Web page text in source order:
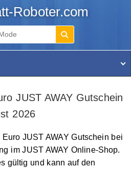
Roboter.com
JUST AWAY Gutschein
2026
JUST AWAY Gutschein bei
im JUST AWAY Online-Shop.
gültig und kann auf den